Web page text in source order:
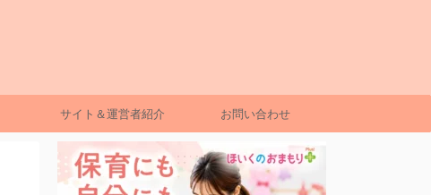
サイト＆運営者紹介 お問い合わせ